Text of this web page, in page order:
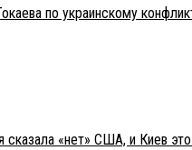
по украинскому
«нет» США, и Киев